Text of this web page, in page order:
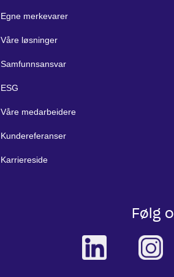
Egne merkevarer
Våre løsninger
Samfunnsansvar
ESG
Våre medarbeidere
Kundereferanser
Karriereside
Følg